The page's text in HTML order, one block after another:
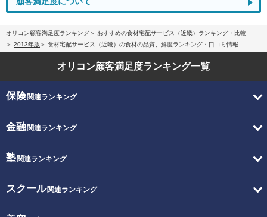
オリコン顧客満足度ランキング
おすすめの食材宅配サービス（近畿）ランキング・比較
2013年版
食材宅配サービス（近畿）の食材の品質、鮮度ランキング・口コミ情報
オリコン顧客満足度ランキング一覧
保険関連ランキング
金融関連ランキング
塾関連ランキング
スクール関連ランキング